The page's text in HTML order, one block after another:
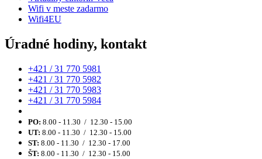
Wifi v meste zadarmo
Wifi4EU
Úradné hodiny, kontakt
+421 / 31 770 5981
+421 / 31 770 5982
+421 / 31 770 5983
+421 / 31 770 5984
PO: 8.00 - 11.30 / 12.30 - 15.00
UT: 8.00 - 11.30 / 12.30 - 15.00
ST: 8.00 - 11.30 / 12.30 - 17.00
ŠT: 8.00 - 11.30 / 12.30 - 15.00